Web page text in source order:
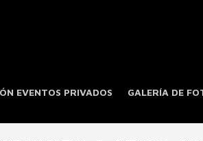
EVENTOS PRIVADOS GALERÍA DE